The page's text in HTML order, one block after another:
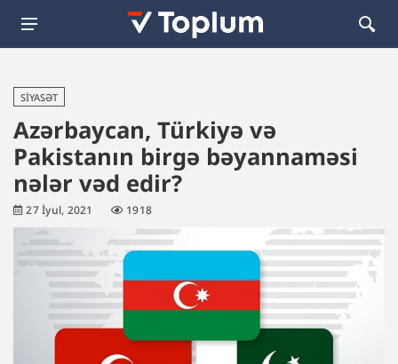
SIYASƏT
Azərbaycan, Türkiyə və
Pakistanın birgə bəyannaməsi
nələr vəd edir?
27 İyul, 2021 1918